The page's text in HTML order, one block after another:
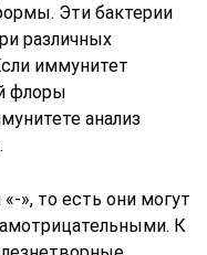
Эти бактерии
различных
иммунитет
флоры
анализ
», то есть они могут
К